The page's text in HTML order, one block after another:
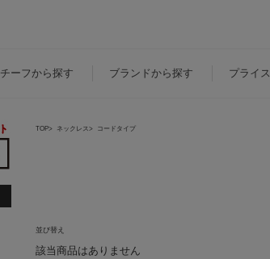
ーフ から探す ブランド から探す プライス
TOP ネックレス コードタイプ
並び替え
該当商品はありません